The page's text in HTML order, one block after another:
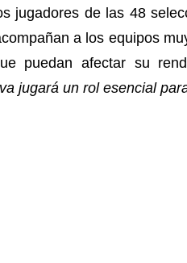
jugadores de las 48
a los equipos
puedan afectar su
jugará un rol esencial